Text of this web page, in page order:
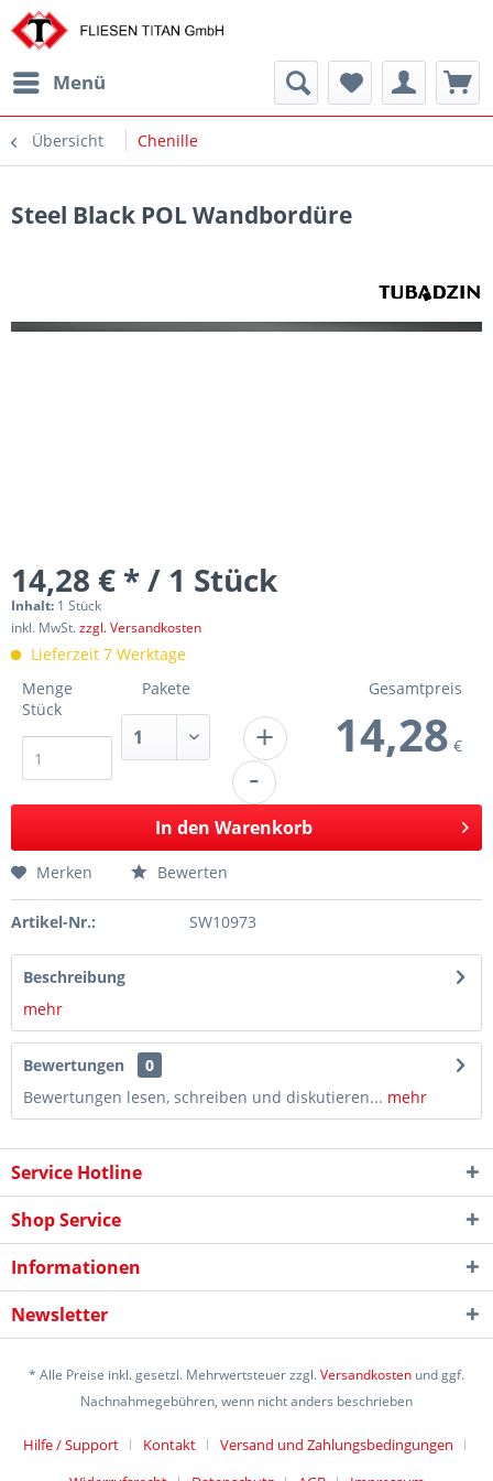
Menü
Übersicht Chenille
Steel Black POL Wandbordüre
14,28 € * / 1 Stück
Inhalt: 1 Stück
inkl. MwSt.zzgl. Versandkosten
Lieferzeit 7 Werktage
Menge
Stück
Pakete
+
-
Gesamtpreis
14,28 €
In den Warenkorb
Merken Bewerten
Artikel-Nr.: SW10973
Beschreibung
mehr
Bewertungen
0
Bewertungen lesen, schreiben und diskutieren... mehr
Service Hotline
Shop Service
Informationen
Newsletter
* Alle Preise inkl. gesetzl. Mehrwertsteuer zzgl.Versandkosten und ggf.
Nachnahmegebühren, wenn nicht anders beschrieben
Hilfe / Support Kontakt
Versand und Zahlungsbedingungen